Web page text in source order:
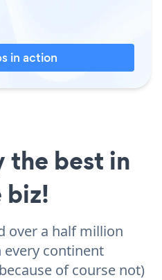
in action
the best in
biz!
over a half million
every continent
of course not)